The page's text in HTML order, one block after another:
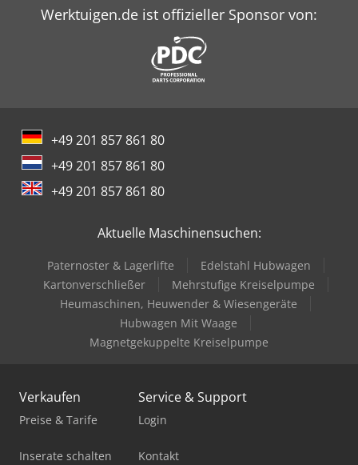
Werktuigen.de ist offizieller Sponsor von:
+49 201 857 861 80
+49 201 857 861 80
+49 201 857 861 80
Aktuelle Maschinensuchen:
Paternoster & Lagerlifte
Edelstahl Hubwagen
Kartonverschließer
Mehrstufige Kreiselpumpe
Heumaschinen, Heuwender & Wiesengeräte
Hubwagen Mit Waage
Magnetgekuppelte Kreiselpumpe
Verkaufen
Preise & Tarife
Inserate schalten
Service & Support
Login
Kontakt